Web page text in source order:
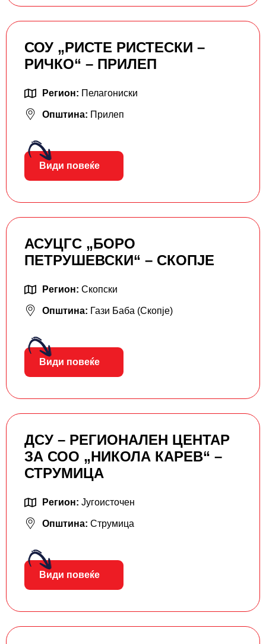
СОУ „РИСТЕ РИСТЕСКИ –
РИЧКО“ – ПРИЛЕП
Регион: Пелагониски
Општина: Прилеп
Види повеќе
АСУЦГС „БОРО
ПЕТРУШЕВСКИ“ – СКОПЈЕ
Регион: Скопски
Општина: Гази Баба (Скопје)
Види повеќе
ДСУ – РЕГИОНАЛЕН ЦЕНТАР
ЗА СОО „НИКОЛА КАРЕВ“ –
СТРУМИЦА
Регион: Југоисточен
Општина: Струмица
Види повеќе